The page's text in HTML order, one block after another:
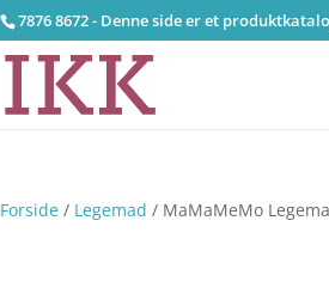
7876 8672 - Denne side er et
Forside / Legemad / MaMaMeMo